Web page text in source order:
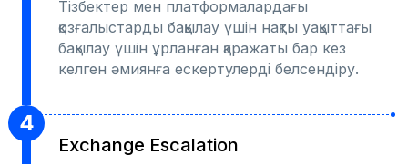
Тізбектер мен платформалардағы
қозғалыстарды бақылау үшін нақты уақыттағы
бақылау үшін ұрланған қаражаты бар кез
келген әмиянға ескертулерді белсендіру.
4
Exchange Escalation